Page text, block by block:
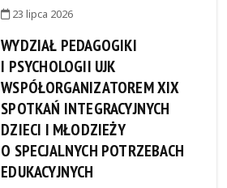
23 lipca 2026
WYDZIAŁ PEDAGOGIKI
I PSYCHOLOGII UJK
WSPÓŁORGANIZATOREM XIX
SPOTKAŃ INTEGRACYJNYCH
DZIECI I MŁODZIEŻY
O SPECJALNYCH POTRZEBACH
EDUKACYJNYCH